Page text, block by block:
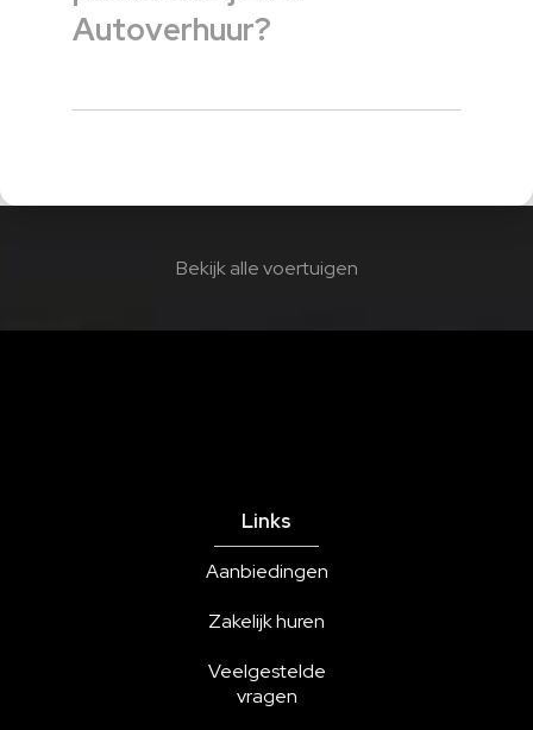
Autoverhuur?
Bekijk alle voertuigen
Links
Aanbiedingen
Zakelijk huren
Veelgestelde
vragen